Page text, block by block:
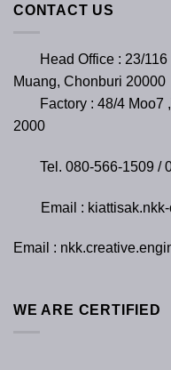
CONTACT US
Head Office : 23/
Muang, Chonburi 20000
Factory : 48/4 Moo7
2000
Tel. 080-566-1509 /
Email :
Email :
WE ARE CERTIFIED